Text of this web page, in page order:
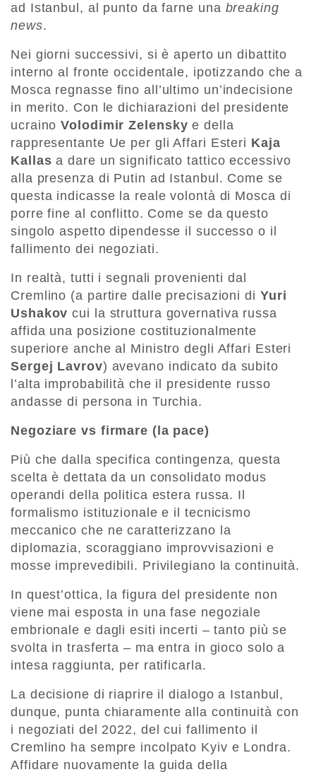
ad Istanbul, al punto da farne una breaking
news.
Nei giorni successivi, si è aperto un dibattito
interno al fronte occidentale, ipotizzando che a
Mosca regnasse fino all’ultimo un’indecisione
in merito. Con le dichiarazioni del presidente
ucrainoVolodimir Zelensky e della
rappresentante Ue per gli Affari Esteri Kaja
Kallas a dare un significato tattico eccessivo
alla presenza di Putin ad Istanbul. Come se
questa indicasse la reale volontà di Mosca di
porre fine al conflitto. Come se da questo
singolo aspetto dipendesse il successo o il
fallimento dei negoziati.
In realtà, tutti i segnali provenienti dal
Cremlino (a partire dalle precisazioni di Yuri
Ushakovcui la struttura governativa russa
affida una posizione costituzionalmente
superiore anche al Ministro degli Affari Esteri
Sergej Lavrov) avevano indicato da subito
l’alta improbabilità che il presidente russo
andasse di persona in Turchia.
Negoziare vs firmare (la pace)
Più che dalla specifica contingenza, questa
scelta è dettata da un consolidato modus
operandi della politica estera russa. Il
formalismo istituzionale e il tecnicismo
meccanico che ne caratterizzano la
diplomazia, scoraggiano improvvisazioni e
mosse imprevedibili. Privilegiano la continuità.
In quest’ottica, la figura del presidente non
viene mai esposta in una fase negoziale
embrionale e dagli esiti incerti – tanto più se
svolta in trasferta – ma entra in gioco solo a
intesa raggiunta, per ratificarla.
La decisione di riaprire il dialogo a Istanbul,
dunque, punta chiaramente alla continuità con
i negoziati del 2022, del cui fallimento il
Cremlino ha sempre incolpato Kyiv e Londra.
Affidare nuovamente la guida della